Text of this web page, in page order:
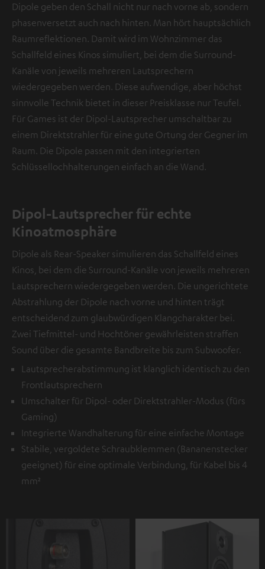
Dipole geben den Schall nicht nur nach vorne ab, sondern
phasenversetzt auch nach hinten. Man hört hauptsächlich
Raumreflektionen. Damit wird im Wohnzimmer das
Schallfeld eines Kinos simuliert, bei dem die Surround-
Kanäle von jeweils mehreren Lautsprechern
wiedergegeben werden. Diese aufwendige, aber höchst
sinnvolle Technik bietet in dieser Preisklasse nur Teufel.
Für Games ist der Dipol-Lautsprecher umschaltbar zu
einem Direktstrahler für eine gute Ortung der Gegner im
Raum. Die Dipole passen mit den integrierten
Schlüssellochhalterungen einfach an die Wand.
Dipol-Lautsprecher für echte
Kinoatmosphäre
Dipole als Rear-Speaker simulieren das Schallfeld eines
Kinos, bei dem die Surround-Kanäle von jeweils mehreren
Lautsprechern wiedergegeben werden. Die ungerichtete
Abstrahlung der Dipole nach vorne und hinten trägt
entscheidend zum glaubwürdigen Klangcharakter bei.
Zwei Tiefmittel- und Hochtöner gewährleisten straffen
Sound über die gesamte Bandbreite bis zum Subwoofer.
Lautsprecherabstimmung ist klanglich identisch zu den
Frontlautsprechern
Umschalter für Dipol- oder Direktstrahler-Modus (fürs
Gaming)
Integrierte Wandhalterung für eine einfache Montage
Stabile, vergoldete Schraubklemmen (Bananenstecker
geeignet) für eine optimale Verbindung, für Kabel bis 4
mm²